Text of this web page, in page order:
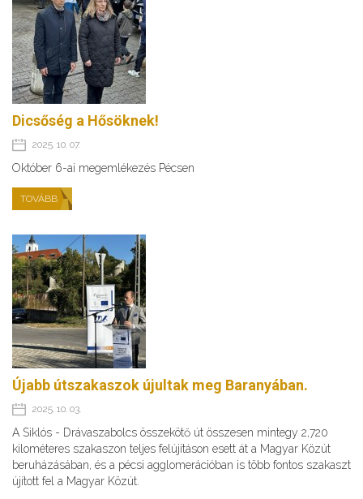
Dicsőség a Hősöknek!
2025. 10. 07.
Október 6-ai megemlékezés Pécsen
TOVÁBB
Újabb útszakaszok újultak meg Baranyában.
2025. 10. 03.
A Siklós - Drávaszabolcs összekötő út összesen mintegy 2,720
kilométeres szakaszon teljes felújításon esett át a Magyar Közút
beruházásában, és a pécsi agglomerációban is több fontos szakaszt
újított fel a Magyar Közút.